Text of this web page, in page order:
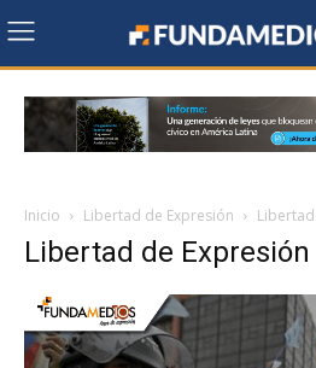
Inicio Libertad de Expresión
Libertad de Expresión